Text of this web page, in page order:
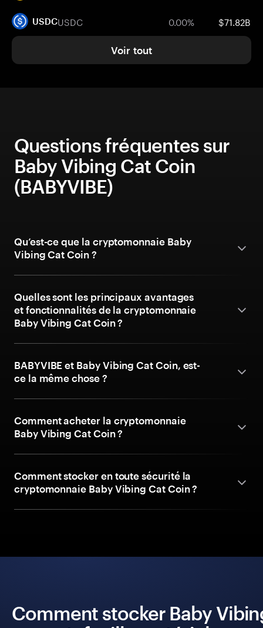
USDCUSDC 0.00% $71.82B
Voir tout
Questions fréquentes sur
Baby Vibing Cat Coin
(BABYVIBE)
Qu’est-ce que la cryptomonnaie Baby
Vibing Cat Coin ?
Quelles sont les principaux avantages
et fonctionnalités de la cryptomonnaie
Baby Vibing Cat Coin ?
BABYVIBE et Baby Vibing Cat Coin, est-
ce la même chose ?
Comment acheter la cryptomonnaie
Baby Vibing Cat Coin ?
Comment stocker en toute sécurité la
cryptomonnaie Baby Vibing Cat Coin ?
Comment stocker Baby